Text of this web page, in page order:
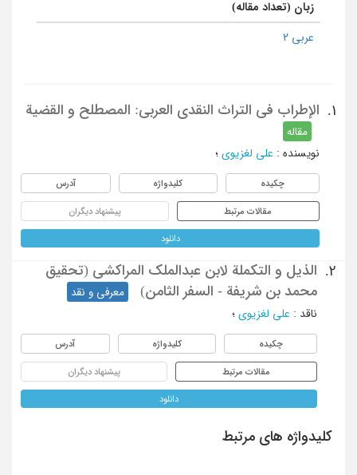
زبان (تعداد مقاله)
عربی 2
1. الإطراب فی التراث النقدی العربی: المصطلح و القضیة
مقاله
نویسنده : علی لغزیوی ؛
چکیده کلیدواژه آدرس
مقالات مرتبط پیشنهاد دیگران
دانلود
2.
الذیل و التکملة لابن عبدالملک المراکشی (تحقیق
محمد بن شریفة - السفر الثامن)
معرفی و نقد
ناقد : علی لغزیوی ؛
چکیده کلیدواژه آدرس
مقالات مرتبط پیشنهاد دیگران
دانلود
کلیدواژه های مرتبط